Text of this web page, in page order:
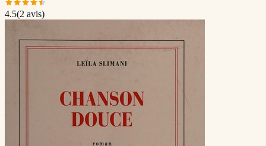
4.5(2 avis)